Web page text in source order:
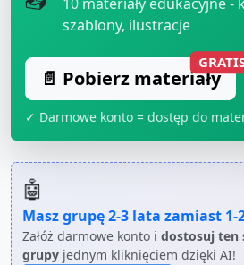
szablony, ilustracje
📄 Pobierz materiały
✓ Darmowe konto = dostęp do
🤖
Masz grupę2-3 lata zamiast 1-
Załóż darmowe konto i dostosuj ten
grupy jednym kliknięciem dzięki AI!